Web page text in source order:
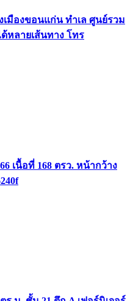
มืองขอนแก่น ทำเล ศูนย์รวม
หลายเส้นทาง โทร
เนื้อที่ 168 ตรว. หน้ากว้าง